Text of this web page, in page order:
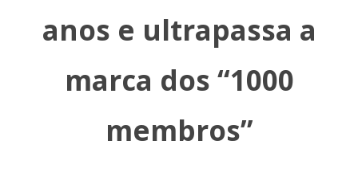
anos e ultrapassa a
marca dos “1000
membros”